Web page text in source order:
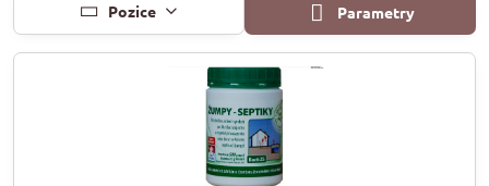
Pozice Parametry